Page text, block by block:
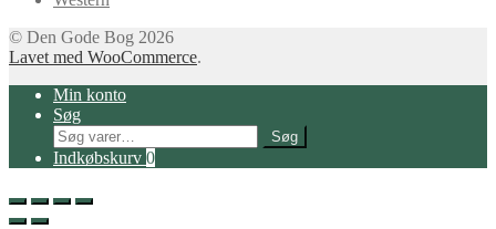
© Den Gode Bog 2026
Lavet med WooCommerce.
Min konto
Søg
Søg
efter:
Søg
Indkøbskurv 0